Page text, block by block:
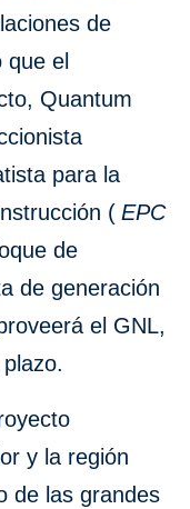
de
el
Quantum
para la
( EPC
de
de generación
el GNL,
y la región
de las grandes